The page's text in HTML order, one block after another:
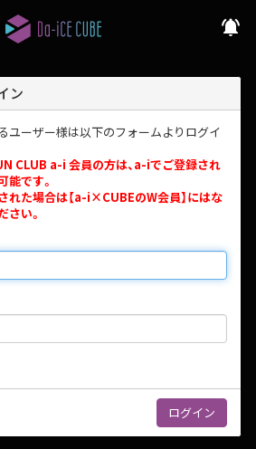
notifications_active
ン
ユーザー様は以下のフォームよりログイ
CLUB a-i 会員の方は、a-iでご登録され
能です。
れた場合は【a-i×CUBEのW会員】にはな
さい。